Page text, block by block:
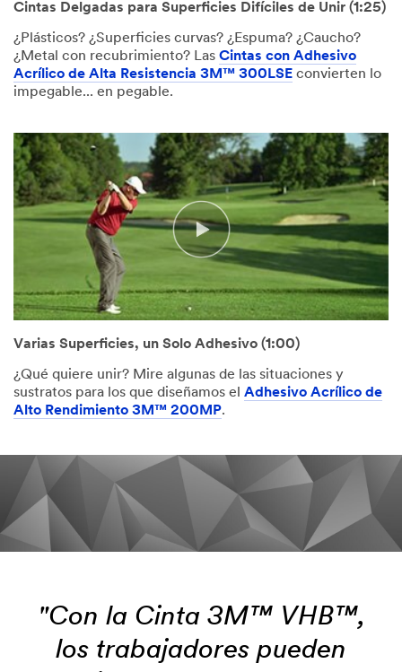
Cintas Delgadas para Superficies Difíciles de Unir (1:25)
¿Plásticos? ¿Superficies curvas? ¿Espuma? ¿Caucho?
¿Metal con recubrimiento? Las Cintas con Adhesivo
Acrílico de Alta Resistencia 3M™ 300LSE convierten lo
impegable... en pegable.
Varias Superficies, un Solo Adhesivo (1:00)
¿Qué quiere unir? Mire algunas de las situaciones y
sustratos para los que diseñamos el Adhesivo Acrílico de
Alto Rendimiento 3M™ 200MP.
"Con la Cinta 3M™ VHB™,
los trabajadores pueden